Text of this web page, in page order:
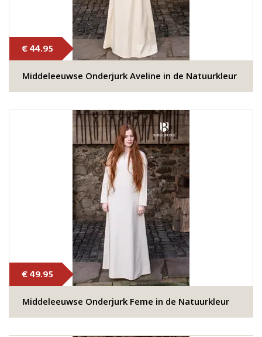
€ 44.95
Middeleeuwse Onderjurk Aveline in de Natuurkleur
€ 49.95
Middeleeuwse Onderjurk Feme in de Natuurkleur